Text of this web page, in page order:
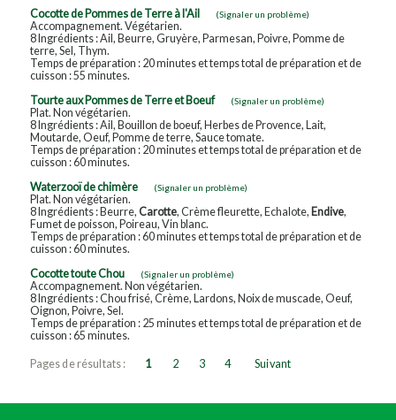
Cocotte de Pommes de Terre à l'Ail
(Signaler un problème)
Accompagnement. Végétarien.
8 Ingrédients : Ail, Beurre, Gruyère, Parmesan, Poivre, Pomme de
terre, Sel, Thym.
Temps de préparation : 20 minutes et temps total de préparation et de
cuisson : 55 minutes.
Tourte aux Pommes de Terre et Boeuf
(Signaler un problème)
Plat. Non végétarien.
8 Ingrédients : Ail, Bouillon de boeuf, Herbes de Provence, Lait,
Moutarde, Oeuf, Pomme de terre, Sauce tomate.
Temps de préparation : 20 minutes et temps total de préparation et de
cuisson : 60 minutes.
Waterzooï de chimère
(Signaler un problème)
Plat. Non végétarien.
8 Ingrédients : Beurre, Carotte, Crème fleurette, Echalote, Endive,
Fumet de poisson, Poireau, Vin blanc.
Temps de préparation : 60 minutes et temps total de préparation et de
cuisson : 60 minutes.
Cocotte toute Chou
(Signaler un problème)
Accompagnement. Non végétarien.
8 Ingrédients : Chou frisé, Crème, Lardons, Noix de muscade, Oeuf,
Oignon, Poivre, Sel.
Temps de préparation : 25 minutes et temps total de préparation et de
cuisson : 65 minutes.
Pages de résultats : 1 2 3 4 Suivant